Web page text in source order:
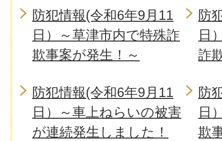
防犯情報(令和6年9月11
日）～草津市内で特殊詐
欺事案が発生！～
防
日
詐
防犯情報(令和6年9月11
日）～車上ねらいの被害
が連続発生しました！
防
日
欺